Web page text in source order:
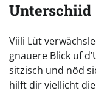
Unterschiid
Viili Lüt
gnauere Blick uf
sitzisch und nöd
hilft dir viellicht